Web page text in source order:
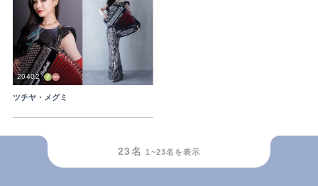
20402
ツチヤ・メグミ
23名1~23名を表示